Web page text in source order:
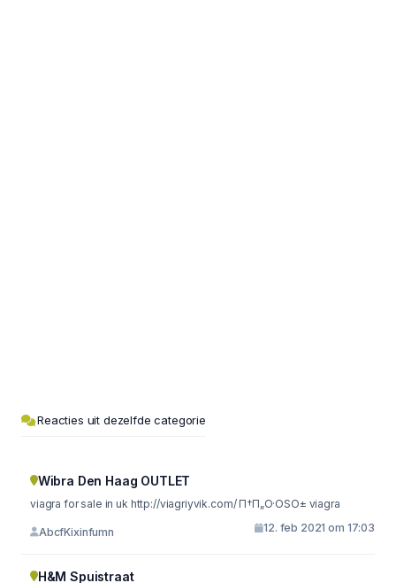
Reacties uit dezelfde categorie
Wibra Den Haag OUTLET
viagra for sale in uk http://viagriyvik.com/ П†П„О·ОЅО± viagra
AbcfKixinfumn 12. feb 2021 om 17:03
H&M Spuistraat